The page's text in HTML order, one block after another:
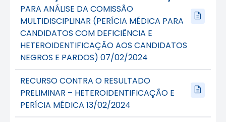
PARA ANÁLISE DA COMISSÃO
MULTIDISCIPLINAR (PERÍCIA MÉDICA PARA
CANDIDATOS COM DEFICIÊNCIA E
HETEROIDENTIFICAÇÃO AOS CANDIDATOS
NEGROS E PARDOS) 07/02/2024
RECURSO CONTRA O RESULTADO
PRELIMINAR – HETEROIDENTIFICAÇÃO E
PERÍCIA MÉDICA 13/02/2024